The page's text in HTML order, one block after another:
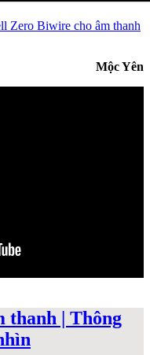
Zero Biwire cho âm thanh
Mộc Yên
thanh | Thông